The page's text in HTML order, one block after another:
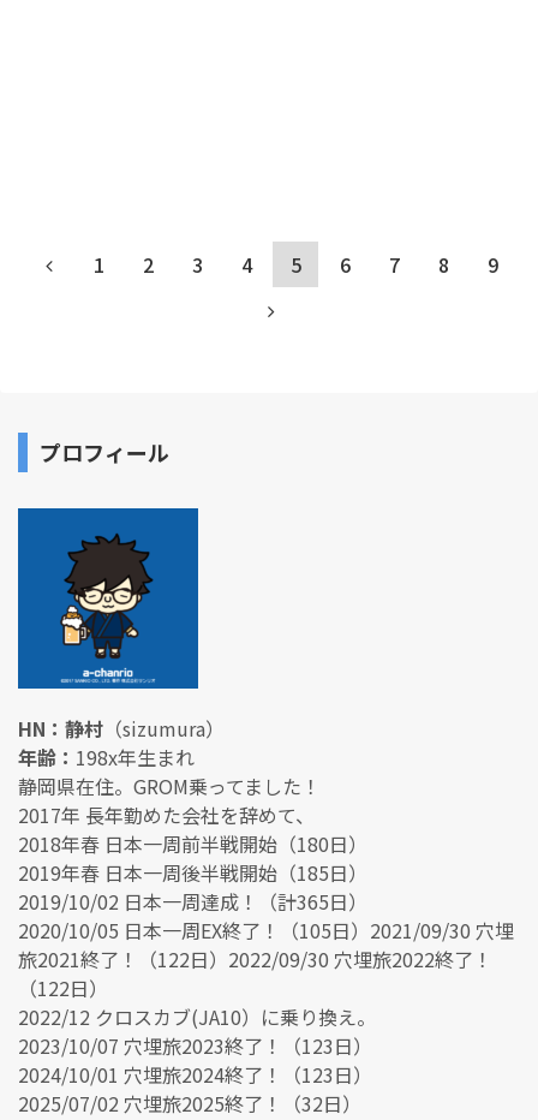
1 2 3 4 5 6 7 8 9
プロフィール
HN：静村 （sizumura）
年齢： 198x年生まれ
静岡県在住。GROM乗ってました！
2017年 長年勤めた会社を辞めて、
2018年春 日本一周前半戦開始（180日）
2019年春 日本一周後半戦開始（185日）
2019/10/02 日本一周達成！（計365日）
2020/10/05 日本一周EX終了！（105日）2021/09/30 穴埋
旅2021終了！（122日）2022/09/30 穴埋旅2022終了！
（122日）
2022/12 クロスカブ(JA10）に乗り換え。
2023/10/07 穴埋旅2023終了！（123日）
2024/10/01 穴埋旅2024終了！（123日）
2025/07/02 穴埋旅2025終了！（32日）